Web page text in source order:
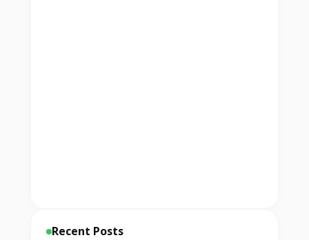
Recent Posts